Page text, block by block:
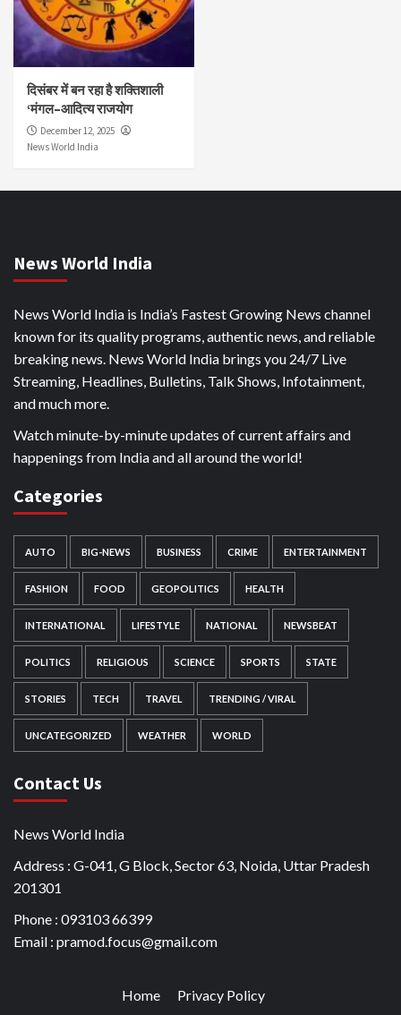
दिसंबर में बन रहा है शक्तिशाली
‘मंगल–आदित्य राजयोग
December 12, 2025
News World India
News World India
News World India is India’s Fastest Growing News channel
known for its quality programs, authentic news, and reliable
breaking news. News World India brings you 24/7 Live
Streaming, Headlines, Bulletins, Talk Shows, Infotainment,
and much more.
Watch minute-by-minute updates of current affairs and
happenings from India and all around the world!
Categories
AUTO BIG-NEWS BUSINESS CRIME ENTERTAINMENT
FASHION FOOD GEOPOLITICS HEALTH
INTERNATIONAL LIFESTYLE NATIONAL NEWSBEAT
POLITICS RELIGIOUS SCIENCE SPORTS STATE
STORIES TECH TRAVEL TRENDING / VIRAL
UNCATEGORIZED WEATHER WORLD
Contact Us
News World India
Address : G-041, G Block, Sector 63, Noida, Uttar Pradesh
201301
Phone : 093103 66399
Email : pramod.focus@gmail.com
Home Privacy Policy